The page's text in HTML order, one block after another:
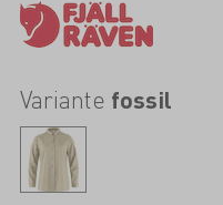
Variante fossil